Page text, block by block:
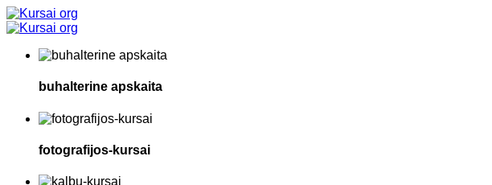
buhalterine apskaita
fotografijos-kursai